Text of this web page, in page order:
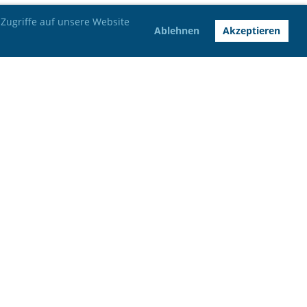
auf unsere Website
Ablehnen Akzeptieren